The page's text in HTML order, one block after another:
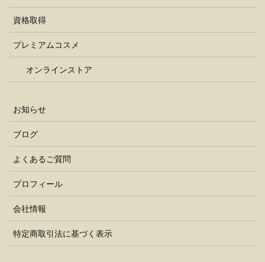
資格取得
プレミアムコスメ
オンラインストア
お知らせ
ブログ
よくあるご質問
プロフィール
会社情報
特定商取引法に基づく表示